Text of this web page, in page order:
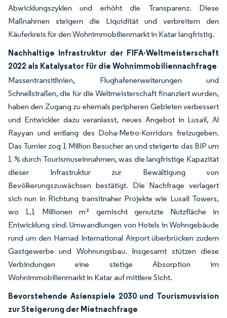
Abwicklungszyklen und erhöht die Transparenz. Diese
Maßnahmen steigern die Liquidität und verbreitern den
Käuferkreis für den Wohnimmobilienmarkt in Katar langfristig.
Nachhaltige Infrastruktur der FIFA-Weltmeisterschaft
2022 als Katalysator für die Wohnimmobiliennachfrage
Massentransitlinien, Flughafenerweiterungen und
Schnellstraßen, die für die Weltmeisterschaft finanziert wurden,
haben den Zugang zu ehemals peripheren Gebieten verbessert
und Entwickler dazu veranlasst, neues Angebot in Lusail, Al
Rayyan und entlang des Doha-Metro-Korridors freizugeben.
Das Turnier zog 1 Million Besucher an und steigerte das BIP um
1 % durch Tourismuseinnahmen, was die langfristige Kapazität
dieser Infrastruktur zur Bewältigung von
Bevölkerungszuwächsen bestätigt. Die Nachfrage verlagert
sich nun in Richtung transitnaher Projekte wie Lusail Towers,
wo 1,1 Millionen m² gemischt genutzte Nutzfläche in
Entwicklung sind. Umwandlungen von Hotels in Wohngebäude
rund um den Hamad International Airport überbrücken zudem
Gastgewerbe und Wohnungsbau. Insgesamt stützen diese
Verbindungen eine stetige Absorption im
Wohnimmobilienmarkt in Katar auf mittlere Sicht.
Bevorstehende Asienspiele 2030 und Tourismusvision
zur Steigerung der Mietnachfrage